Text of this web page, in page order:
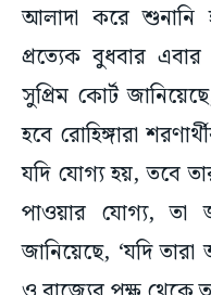
আলাদা করে শুনানি
প্রত্যেক বুধবার
সুপ্রিম কোর্ট
হবে রোহিঙ্গারা
যদি যোগ্য হয়, তবে
পাওয়ার যোগ্য, তা
জানিয়েছে, ‘যদি